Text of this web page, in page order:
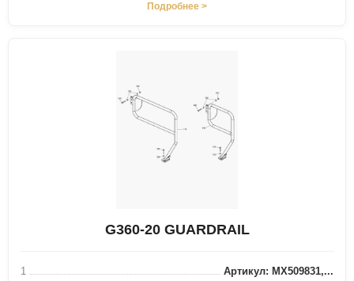
Подробнее >
G360-20 GUARDRAIL
1
Артикул: MX509831,...